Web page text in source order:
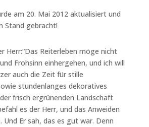
am 20. Mai 2012 aktualisiert und
Stand gebracht!
Herr:“Das Reiterleben möge nicht
Frohsinn einhergehen, und ich will
auch die Zeit für stille
stundenlanges dekoratives
frisch ergrünenden Landschaft
es der Herr, und das Anweiden
Und Er sah, das es gut war. Denn